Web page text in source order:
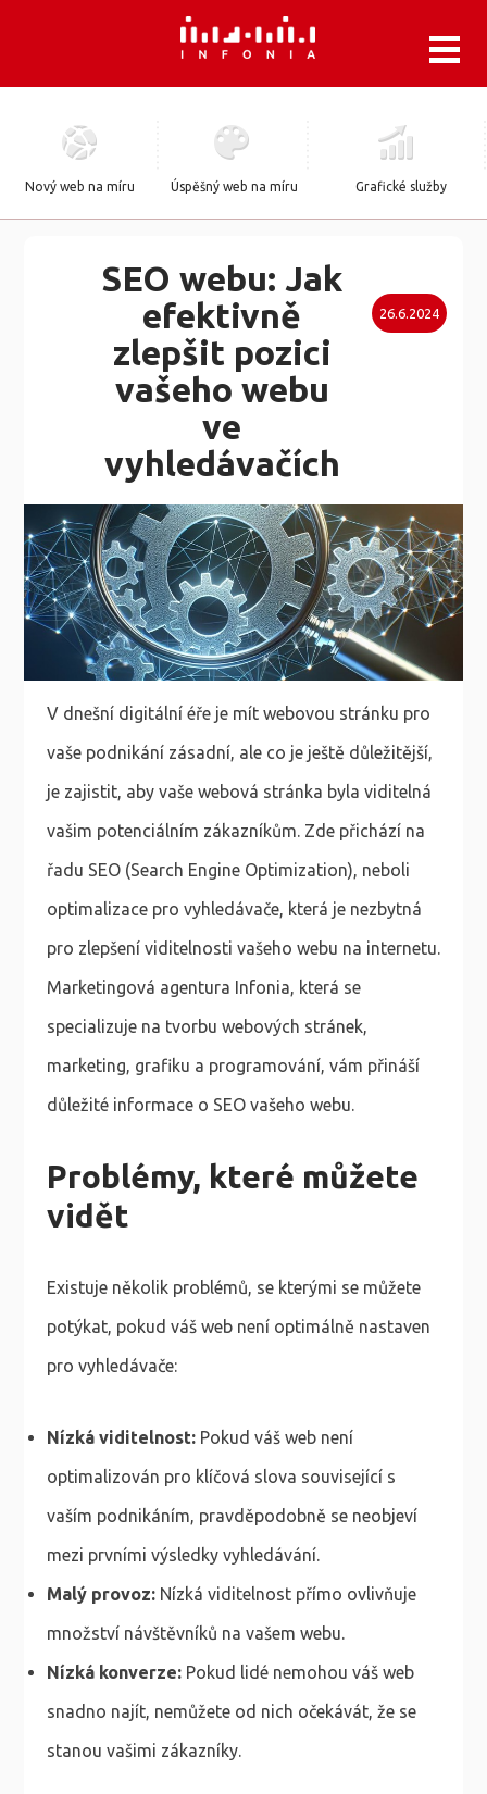
SEO webu: Jak
efektivně
zlepšit pozici
vašeho webu
ve
vyhledávačích
26.6.2024
V dnešní digitální éře je mít webovou stránku pro
vaše podnikání zásadní, ale co je ještě důležitější,
je zajistit, aby vaše webová stránka byla viditelná
vašim potenciálním zákazníkům. Zde přichází na
řadu SEO (Search Engine Optimization), neboli
optimalizace pro vyhledávače, která je nezbytná
pro zlepšení viditelnosti vašeho webu na internetu.
Marketingová agentura Infonia, která se
specializuje na tvorbu webových stránek,
marketing, grafiku a programování, vám přináší
důležité informace o SEO vašeho webu.
Problémy, které můžete
vidět
Existuje několik problémů, se kterými se můžete
potýkat, pokud váš web není optimálně nastaven
pro vyhledávače:
Nízká viditelnost:Pokud váš web není
optimalizován pro klíčová slova související s
vaším podnikáním, pravděpodobně se neobjeví
mezi prvními výsledky vyhledávání.
Malý provoz:Nízká viditelnost přímo ovlivňuje
množství návštěvníků na vašem webu.
Nízká konverze:Pokud lidé nemohou váš web
snadno najít, nemůžete od nich očekávát, že se
stanou vašimi zákazníky.
Nový web na míru Úspěšný web na míru Grafické služby